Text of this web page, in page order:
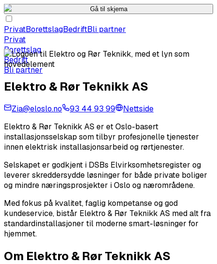
Gå til skjema
PrivatBorettslagBedriftBli partner
Privat
Borettslag
Bedrift
Bli partner
Elektro & Rør Teknikk AS
Zia@eloslo.no 93 44 93 99
Nettside
Elektro & Rør Teknikk AS er et Oslo-basert
installasjonsselskap som tilbyr profesjonelle tjenester
innen elektrisk installasjonsarbeid og rørtjenester.
Selskapet er godkjent i DSBs Elvirksomhetsregister og
leverer skreddersydde løsninger for både private boliger
og mindre næringsprosjekter i Oslo og nærområdene.
Med fokus på kvalitet, faglig kompetanse og god
kundeservice, bistår Elektro & Rør Teknikk AS med alt fra
standardinstallasjoner til moderne smart-løsninger for
hjemmet.
Om Elektro & Rør Teknikk AS